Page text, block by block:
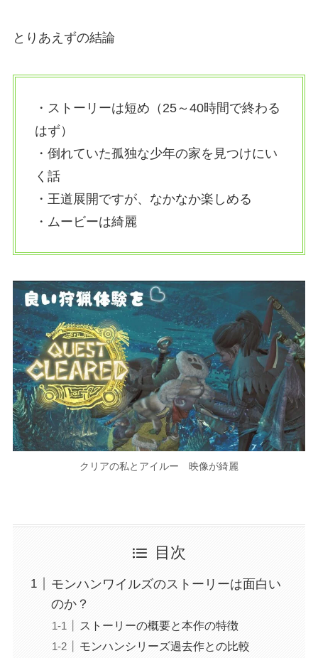
とりあえずの結論
・ストーリーは短め（25～40時間で終わる
はず）
・倒れていた孤独な少年の家を見つけにい
く話
・王道展開ですが、なかなか楽しめる
・ムービーは綺麗
クリアの私とアイルー 映像が綺麗
目次
モンハンワイルズのストーリーは面白い
のか？
ストーリーの概要と本作の特徴
モンハンシリーズ過去作との比較